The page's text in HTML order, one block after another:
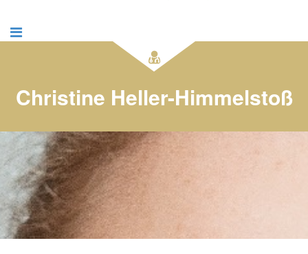
Christine Heller-Himmelstoß